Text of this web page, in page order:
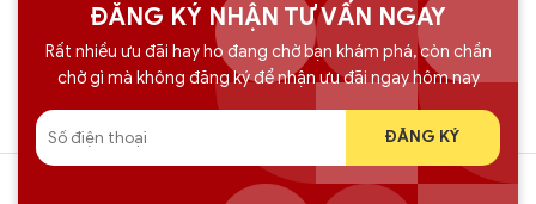
ĐĂNG KÝ NHẬN TƯ VẤN NGAY
Rất nhiều ưu đãi hay ho đang chờ bạn khám phá, còn chần
chờ gì mà không đăng ký để nhận ưu đãi ngay hôm nay